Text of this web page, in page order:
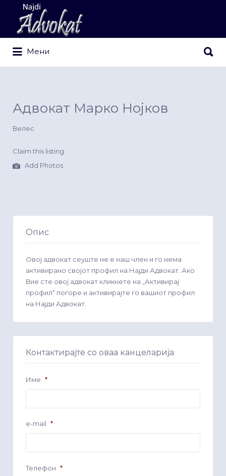
Search
for:
Мени
for:
Адвокат Марко Нојков
Велес
Claim this listing
Add Photos
Опис
Овој адвокат сеуште не е наш член и го нема
активирано својот профил на Најди Адвокат. Ако
Вие сте овој адвокат кликнете на „Активирај
профил“ погоре и активирајте го вашиот профил
на Најди Адвокат.
Контактирајте со оваа канцеларија
Име *
e-mail *
Телефон *